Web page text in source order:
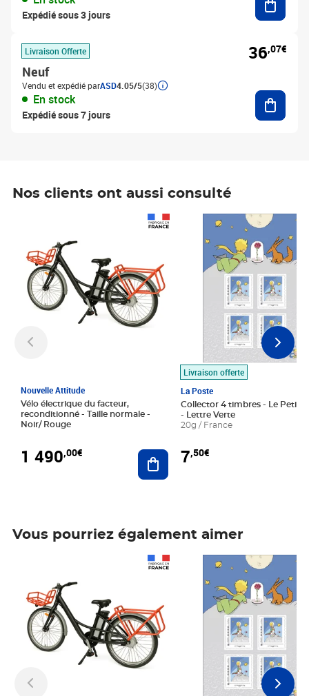
Expédié sous 3 jours
Livraison Offerte
Neuf
Vendu et expédié parASD4.05/5(38)
En stock
Expédié sous 7 jours
36,07€
Nos clients ont aussi consulté
Nouvelle Attitude
Vélo électrique du facteur,
reconditionné - Taille normale -
Noir/ Rouge
1 490,00€ Ajouter au panier
Livraison offerte
La Poste
Collector 4 timbres - Le Petit
- Lettre Verte
20g / France
7,50€
Prix 7,50€
Vous pourriez également aimer
Prix 7,50€